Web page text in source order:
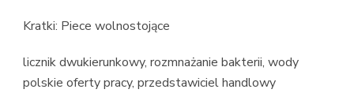
Kratki: Piece wolnostojące
licznik dwukierunkowy, rozmnażanie bakterii, wody
polskie oferty pracy, przedstawiciel handlowy